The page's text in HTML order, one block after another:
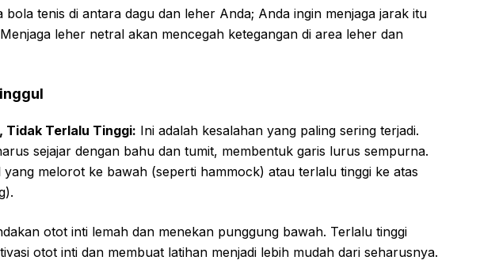
bola tenis di antara dagu dan leher Anda; Anda ingin menjaga jarak itu
leher netral akan mencegah ketegangan di area leher dan
Tidak Terlalu Tinggi: Ini adalah kesalahan yang paling sering terjadi.
sejajar dengan bahu dan tumit, membentuk garis lurus sempurna.
yang melorot ke bawah (seperti hammock) atau terlalu tinggi ke atas
otot inti lemah dan menekan punggung bawah. Terlalu tinggi
otot inti dan membuat latihan menjadi lebih mudah dari seharusnya.